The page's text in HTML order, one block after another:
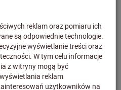
50-000 58-000